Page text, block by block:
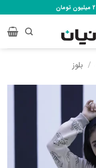
/ بلوز